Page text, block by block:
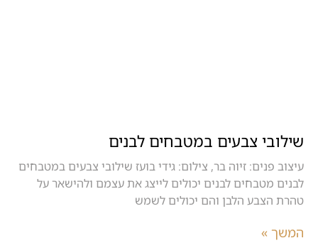
שילובי צבעים במטבחים לבנים
עיצוב פנים: זיוה בר, צילום: גידי בועז שילובי צבעים במטבחים
לבנים מטבחים לבנים יכולים לייצג את עצמם ולהישאר על
טהרת הצבע הלבן והם יכולים לשמש
המשך »